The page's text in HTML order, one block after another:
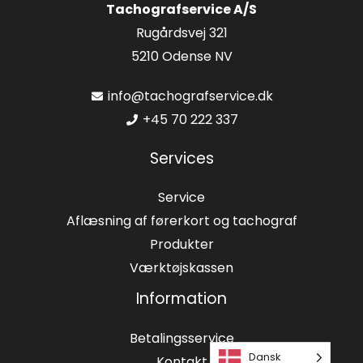
Tachografservice A/S
Rugårdsvej 321
5210 Odense NV
info@tachografservice.dk
+45 70 222 337
Services
Service
Aflæsning af førerkort og tachograf
Produkter
Værktøjskassen
Information
Betalingsservice
Dansk